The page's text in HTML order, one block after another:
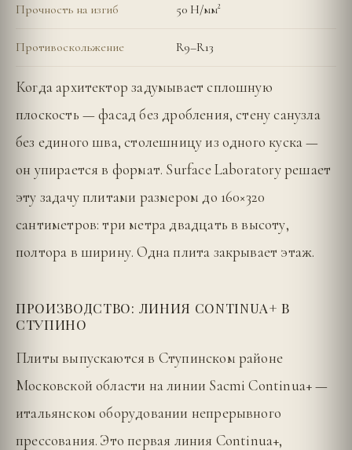
Прочность на изгиб 50 Н/мм²
Противоскольжение R9–R13
Когда архитектор задумывает сплошную
плоскость — фасад без дробления, стену санузла
без единого шва, столешницу из одного куска —
он упирается в формат. Surface Laboratory решает
эту задачу плитами размером до 160×320
сантиметров: три метра двадцать в высоту,
полтора в ширину. Одна плита закрывает этаж.
ПРОИЗВОДСТВО: ЛИНИЯ CONTINUA+ В
СТУПИНО
Плиты выпускаются в Ступинском районе
Московской области на линии Sacmi Continua+ —
итальянском оборудовании непрерывного
прессования. Это первая линия Continua+,